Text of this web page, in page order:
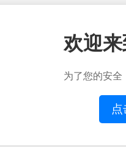
欢迎
为了您的安全